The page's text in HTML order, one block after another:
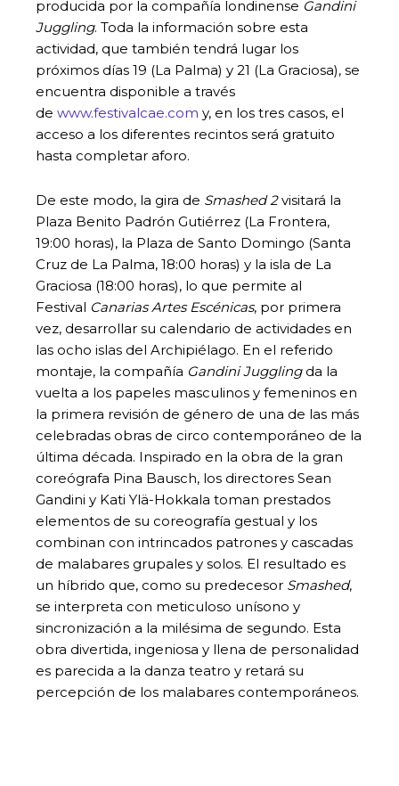
producida por la compañía londinense Gandini
Juggling. Toda la información sobre esta
actividad, que también tendrá lugar los
próximos días 19 (La Palma) y 21 (La Graciosa), se
encuentra disponible a través
de www.festivalcae.com y, en los tres casos, el
acceso a los diferentes recintos será gratuito
hasta completar aforo.
De este modo, la gira de Smashed 2visitará la
Plaza Benito Padrón Gutiérrez (La Frontera,
19:00 horas), la Plaza de Santo Domingo (Santa
Cruz de La Palma, 18:00 horas) y la isla de La
Graciosa (18:00 horas), lo que permite al
Festival Canarias Artes Escénicas, por primera
vez, desarrollar su calendario de actividades en
las ocho islas del Archipiélago. En el referido
montaje, la compañía Gandini Jugglingda la
vuelta a los papeles masculinos y femeninos en
la primera revisión de género de una de las más
celebradas obras de circo contemporáneo de la
última década. Inspirado en la obra de la gran
coreógrafa Pina Bausch, los directores Sean
Gandini y Kati Ylä-Hokkala toman prestados
elementos de su coreografía gestual y los
combinan con intrincados patrones y cascadas
de malabares grupales y solos. El resultado es
un híbrido que, como su predecesor Smashed,
se interpreta con meticuloso unísono y
sincronización a la milésima de segundo. Esta
obra divertida, ingeniosa y llena de personalidad
es parecida a la danza teatro y retará su
percepción de los malabares contemporáneos.